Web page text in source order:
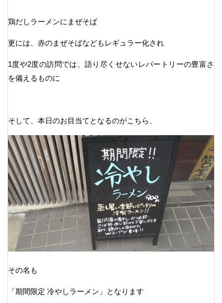
鶏だしラーメンにまぜそば
更には、赤のまぜそばなどもレギュラー化され
1度や2度の訪問では、語り尽くせないレパートリーの豊富さ
を備えるものに
そして、本日のお目当てとなるのがこちら、
その名も
「期間限定 冷やしラーメン」となります